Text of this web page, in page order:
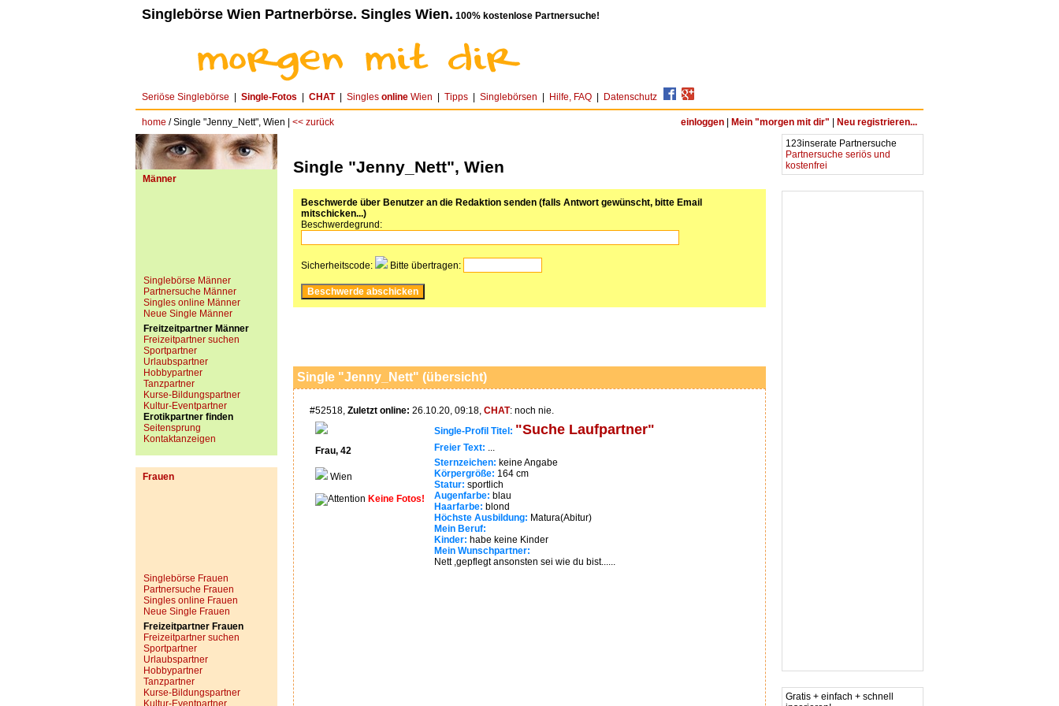
Singlebörse Wien Partnerbörse. Singles Wien. 100% kostenlose Partnersuche!
Seriöse Singlebörse Single-Fotos CHAT| Singles online Wien Tipps Singlebörsen Hilfe, FAQ Datenschutz
home / Single "Jenny_Nett", Wien | << zurück einloggen Mein "morgen mit dir" Neu registrieren...
Männer
Singlebörse Männer
Partnersuche Männer
Singles online Männer
Neue Single Männer
Freitzeitpartner Männer
Freizeitpartner suchen
Sportpartner
Urlaubspartner
Hobbypartner
Tanzpartner
Kurse-Bildungspartner
Kultur-Eventpartner
Erotikpartner finden
Seitensprung
Kontaktanzeigen
Frauen
Singlebörse Frauen
Partnersuche Frauen
Singles online Frauen
Neue Single Frauen
Freizeitpartner Frauen
Freizeitpartner suchen
Sportpartner
Urlaubspartner
Hobbypartner
Tanzpartner
Kurse-Bildungspartner
Kultur-Eventpartner
Single "Jenny_Nett", Wien
Beschwerde über Benutzer an die Redaktion senden (falls Antwort gewünscht, bitte Email
mitschicken...)
Beschwerdegrund:
Sicherheitscode: Bitte übertragen:
Single "Jenny_Nett" (übersicht)
#52518, Zuletzt online: 26.10.20, 09:18, CHAT: noch nie.
Frau, 42
Wien
Keine Fotos!
Single-Profil Titel: "Suche Laufpartner"
Freier Text: ...
Sternzeichen: keine Angabe
Körpergröße: 164 cm
Statur: sportlich
Augenfarbe: blau
Haarfarbe: blond
Höchste Ausbildung: Matura(Abitur)
Mein Beruf:
Kinder: habe keine Kinder
Mein Wunschpartner:
Nett ,gepflegt ansonsten sei wie du bist......
123inserate Partnersuche
Partnersuche seriös und
kostenfrei
Gratis + einfach + schnell